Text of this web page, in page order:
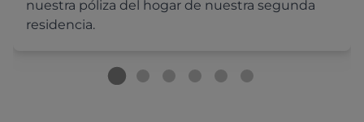
nuestra póliza del hogar de nuestra segunda
residencia.